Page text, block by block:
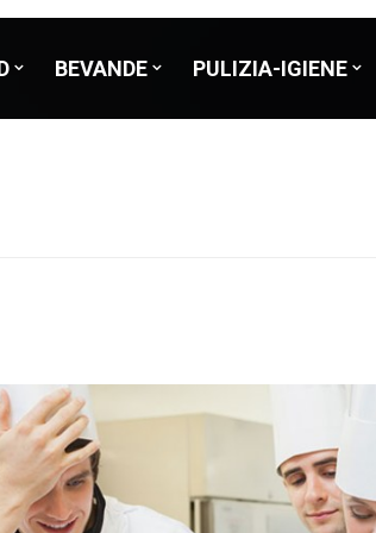
Prodotti a base di uova
BEVANDE
Bibite in bottiglia
Bibite in lattina
Sciroppi
Polpe di frutta
PULIZIA-IGIENE
Bagno-Cucina
Pavimenti-Superfici
Accessori per la pulizia
Cucina